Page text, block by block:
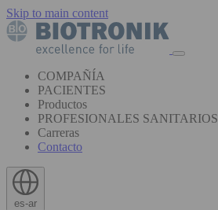
Skip to main content
COMPAÑÍA
PACIENTES
Productos
PROFESIONALES SANITARIOS
Carreras
Contacto
es-ar